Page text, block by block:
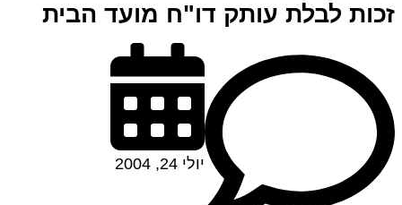
זכות לבלת עותק דו"ח מועד הבית
יולי 24, 2004